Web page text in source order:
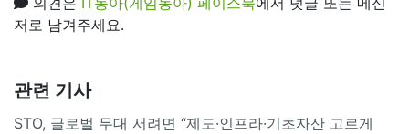
저로 남겨주세요.
관련 기사
STO, 글로벌 무대 서려면 “제도·인프라·기초자산 고르게